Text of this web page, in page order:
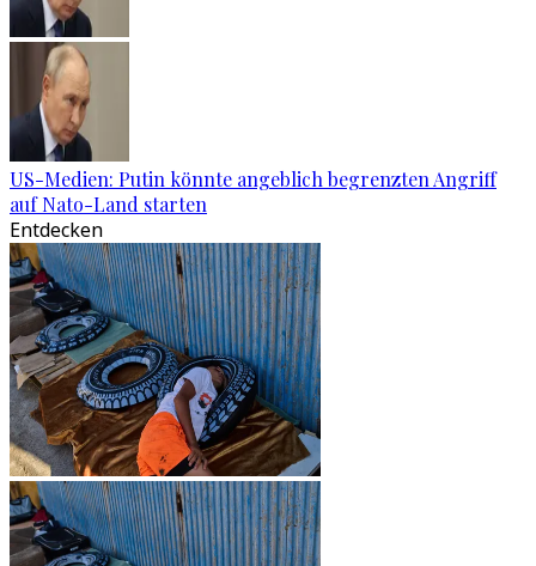
US-Medien: Putin könnte angeblich begrenzten Angriff
auf Nato-Land starten
Entdecken